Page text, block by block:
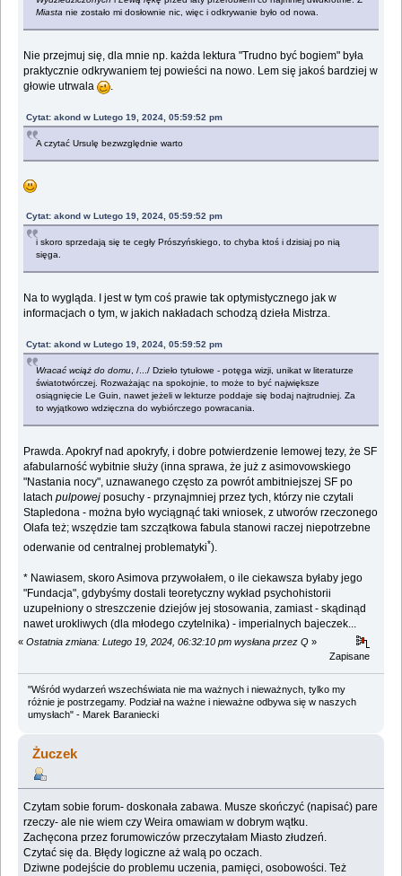
Miasta nie zostało mi dosłownie nic, więc i odkrywanie było od nowa.
Nie przejmuj się, dla mnie np. każda lektura "Trudno być bogiem" była
praktycznie odkrywaniem tej powieści na nowo. Lem się jakoś bardziej w
głowie utrwala
Cytat: akond w Lutego 19, 2024, 05:59:52 pm
A czytać Ursulę bezwzględnie warto
Cytat: akond w Lutego 19, 2024, 05:59:52 pm
i skoro sprzedają się te cegły Prószyńskiego, to chyba ktoś i dzisiaj po nią
sięga.
Na to wygląda. I jest w tym coś prawie tak optymistycznego jak w
informacjach o tym, w jakich nakładach schodzą dzieła Mistrza.
Cytat: akond w Lutego 19, 2024, 05:59:52 pm
Wracać wciąż do domu , /.../ Dzieło tytułowe - potęga wizji, unikat w literaturze
światotwórczej. Rozważając na spokojnie, to może to być największe
osiągnięcie Le Guin, nawet jeżeli w lekturze poddaje się bodaj najtrudniej. Za
to wyjątkowo wdzięczna do wybiórczego powracania.
Prawda. Apokryf nad apokryfy, i dobre potwierdzenie lemowej tezy, że SF
afabularność wybitnie służy (inna sprawa, że już z asimovowskiego
"Nastania nocy", uznawanego często za powrót ambitniejszej SF po
latachpulpowej posuchy - przynajmniej przez tych, którzy nie czytali
Stapledona - można było wyciągnąć taki wniosek, z utworów rzeczonego
Olafa też; wszędzie tam szczątkowa fabula stanowi raczej niepotrzebne
oderwanie od centralnej problematyki*).
* Nawiasem, skoro Asimova przywołałem, o ile ciekawsza byłaby jego
"Fundacja", gdybyśmy dostali teoretyczny wykład psychohistorii
uzupełniony o streszczenie dziejów jej stosowania, zamiast - skądinąd
nawet urokliwych (dla młodego czytelnika) - imperialnych bajeczek...
« Ostatnia zmiana: Lutego 19, 2024, 06:32:10 pm wysłana przez Q »
Zapisane
"Wśród wydarzeń wszechświata nie ma ważnych i nieważnych, tylko my
różnie je postrzegamy. Podział na ważne i nieważne odbywa się w naszych
umysłach" - Marek Baraniecki
Żuczek
Czytam sobie forum- doskonała zabawa. Musze skończyć (napisać) pare
rzeczy- ale nie wiem czy Weira omawiam w dobrym wątku.
Zachęcona przez forumowiczów przeczytałam Miasto złudzeń.
Czytać się da. Błędy logiczne aż walą po oczach.
Dziwne podejście do problemu uczenia, pamięci, osobowości. Też